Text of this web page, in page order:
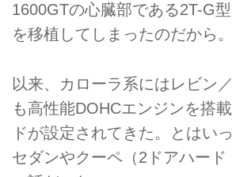
1600GTの心臓部である2T-G
を移植してしまったのだから。
以来、カローラ系にはレビン
も高性能DOHCエンジンを搭
ドが設定されてきた。とはい
セダンやクーペ（2ドアハー